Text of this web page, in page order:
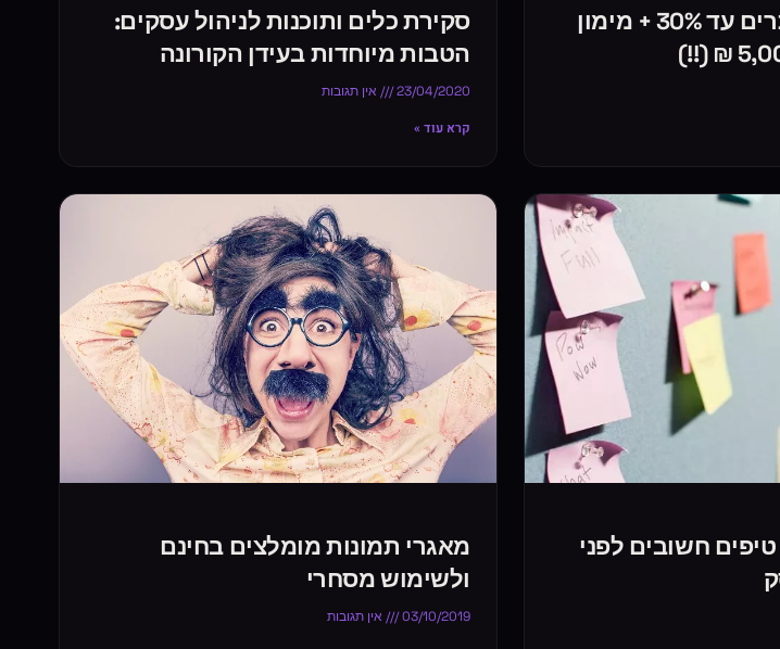
מבצע בניית אתרים עד 30% + מימון
סקירת כלים ותוכנות לניהול עסקים:
הטבות מיוחדות בעידן הקורונה
23/04/2020 אין תגובות
קרא עוד »
חשובים לפני
מאגרי תמונות מומלצים בחינם
ולשימוש מסחרי
03/10/2019 אין תגובות